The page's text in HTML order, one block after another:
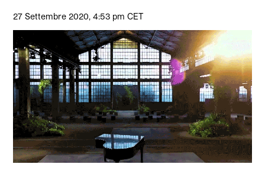
27 Settembre 2020, 4:53 pm CET